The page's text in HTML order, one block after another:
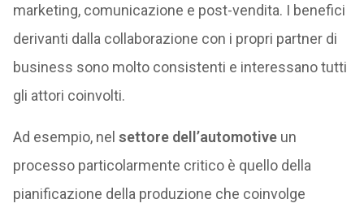
marketing, comunicazione e post-vendita. I benefici
derivanti dalla collaborazione con i propri partner di
business sono molto consistenti e interessano tutti
gli attori coinvolti.
Ad esempio, nel settore dell’automotiveun
processo particolarmente critico è quello della
pianificazione della produzione che coinvolge